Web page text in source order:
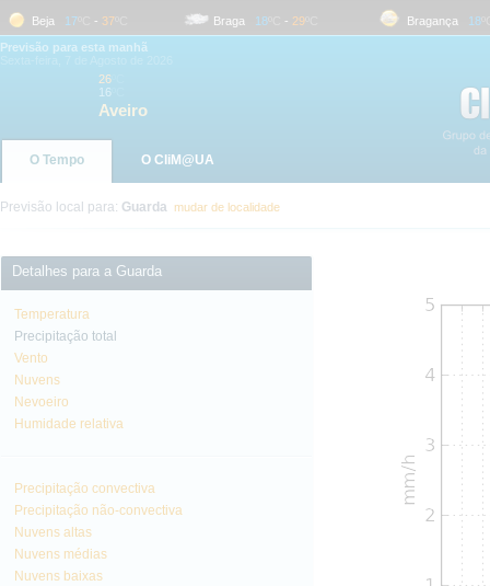
Beja 17 ºC- 37 ºC Braga 18 ºC- 29 ºC Bragança 18 ºC-
Previsão para esta manhã
26
16
Aveiro
O Tempo O CliM@UA
Previsão local para: Guarda mudar de localidade
Detalhes para a Guarda
Temperatura
Precipitação total
Vento
Nuvens
Nevoeiro
Humidade relativa
Precipitação convectiva
Precipitação não-convectiva
Nuvens altas
Nuvens médias
Nuvens baixas